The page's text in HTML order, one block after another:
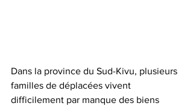
Dans la province du Sud-Kivu, plusieurs
familles de déplacées vivent
difficilement par manque des biens